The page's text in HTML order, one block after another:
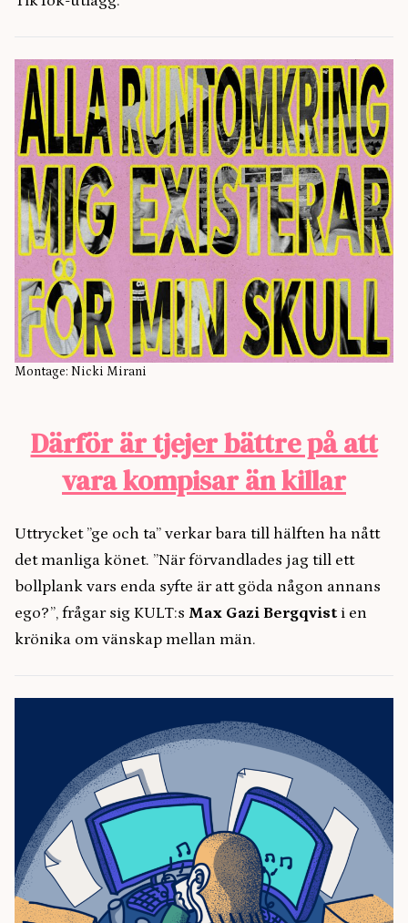
Montage: Nicki Mirani
Därför är tjejer bättre på att
vara kompisar än killar
Uttrycket ”ge och ta” verkar bara till hälften ha nått
det manliga könet. ”När förvandlades jag till ett
bollplank vars enda syfte är att göda någon annans
ego?”, frågar sig KULT:s Max Gazi Bergqvisti en
krönika om vänskap mellan män.